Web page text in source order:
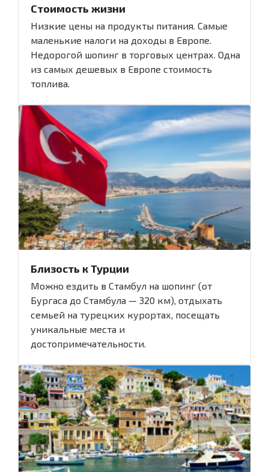
Стоимость жизни
Низкие цены на продукты питания. Самые
маленькие налоги на доходы в Европе.
Недорогой шопинг в торговых центрах. Одна
из самых дешевых в Европе стоимость
топлива.
Близость к Турции
Можно ездить в Стамбул на шопинг (от
Бургаса до Стамбула — 320 км), отдыхать
семьей на турецких курортах, посещать
уникальные места и
достопримечательности.